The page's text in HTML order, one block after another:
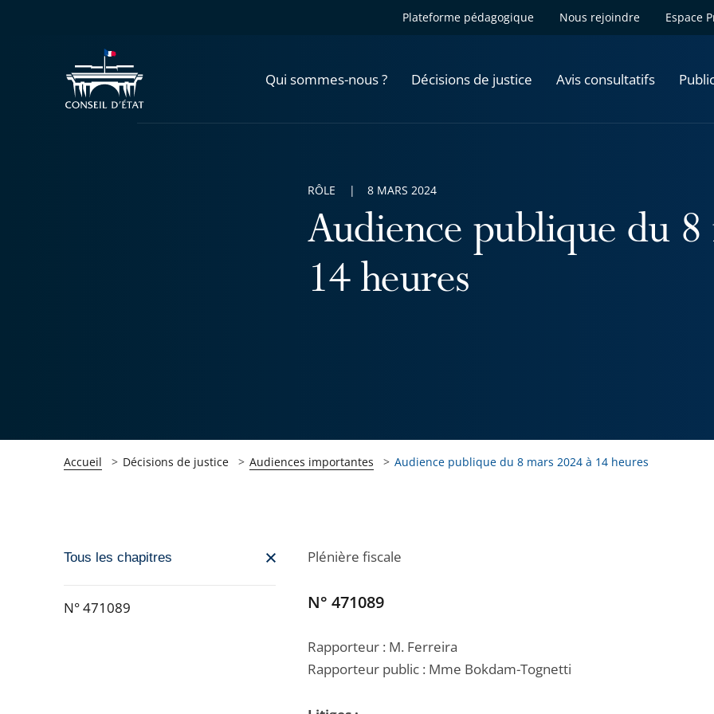
Plateforme pédagogique Nous rejoindre Espace
Qui sommes-nous ? Décisions de justice Avis consultatifs
Audience publique du 8
14 heures
RÔLE 8 MARS 2024
Accueil Décisions de justice Audiences importantes Audience publique du 8 mars 2024 à 14 heures
Passer
navigation
Tous les chapitres
N° 471089
Plénière fiscale
N° 471089
Rapporteur : M. Ferreira
Rapporteur public : Mme Bokdam-Tognetti